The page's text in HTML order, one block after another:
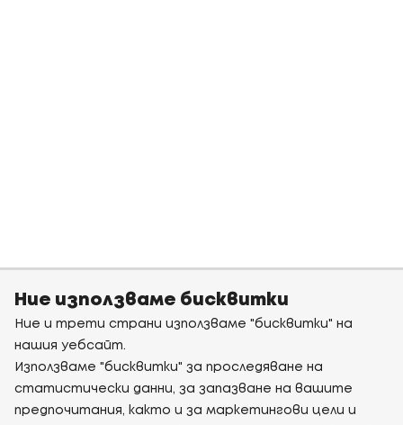
Ние използваме бисквитки
Ние и трети страни използваме "бисквитки" на
нашия уебсайт.
Използваме "бисквитки" за проследяване на
статистически данни, за запазване на вашите
предпочитания, както и за маркетингови цели и